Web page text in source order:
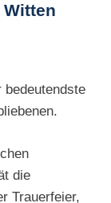
bedeutendste
die
Trauerfeier,